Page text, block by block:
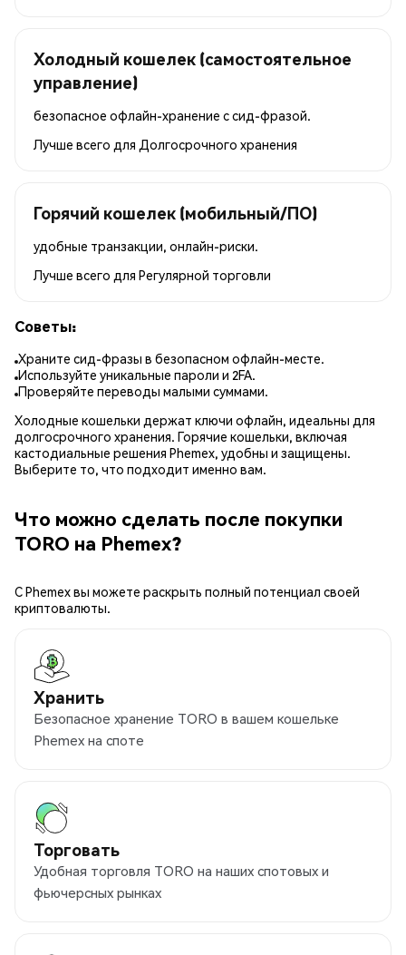
Холодный кошелек (самостоятельное
управление)
безопасное офлайн-хранение с сид-фразой.
Лучше всего для Долгосрочного хранения
Горячий кошелек (мобильный/ПО)
удобные транзакции, онлайн-риски.
Лучше всего для Регулярной торговли
Советы:
Храните сид-фразы в безопасном офлайн-месте.
Используйте уникальные пароли и 2FA.
Проверяйте переводы малыми суммами.
Холодные кошельки держат ключи офлайн, идеальны для
долгосрочного хранения. Горячие кошельки, включая
кастодиальные решения Phemex, удобны и защищены.
Выберите то, что подходит именно вам.
Что можно сделать после покупки
TORO на Phemex?
С Phemex вы можете раскрыть полный потенциал своей
криптовалюты.
Хранить
Безопасное хранение TORO в вашем кошельке
Phemex на споте
Торговать
Удобная торговля TORO на наших спотовых и
фьючерсных рынках